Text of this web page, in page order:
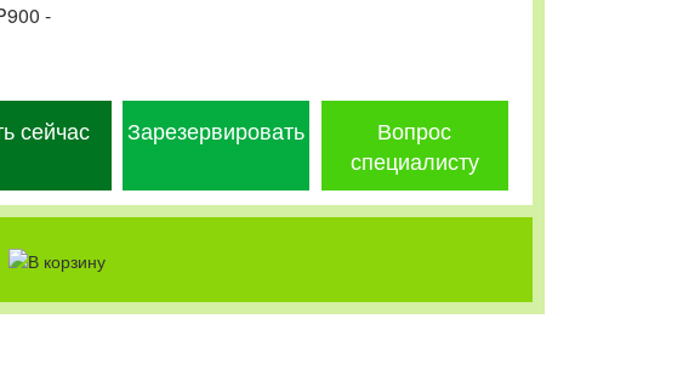
-
сейчас Зарезервировать
Вопрос
специалисту